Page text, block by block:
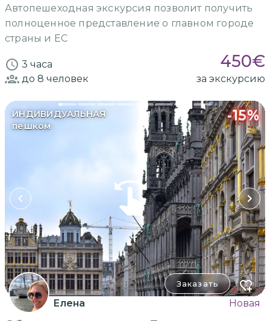
Автопешеходная экскурсия позволит получить
полноценное представление о главном городе
страны и ЕС
3 часа 450€
до 8 человек за экскурсию
ИНДИВИДУАЛЬНАЯ
пешком
-15%
Заказать
Елена Новая